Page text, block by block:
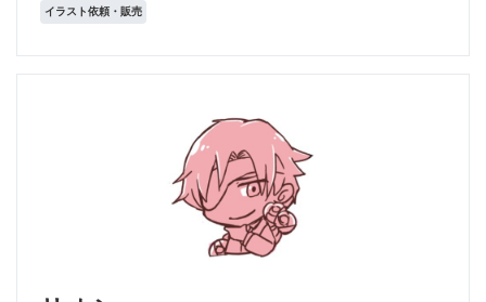
イラスト依頼・販売